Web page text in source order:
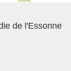
de l'Essonne